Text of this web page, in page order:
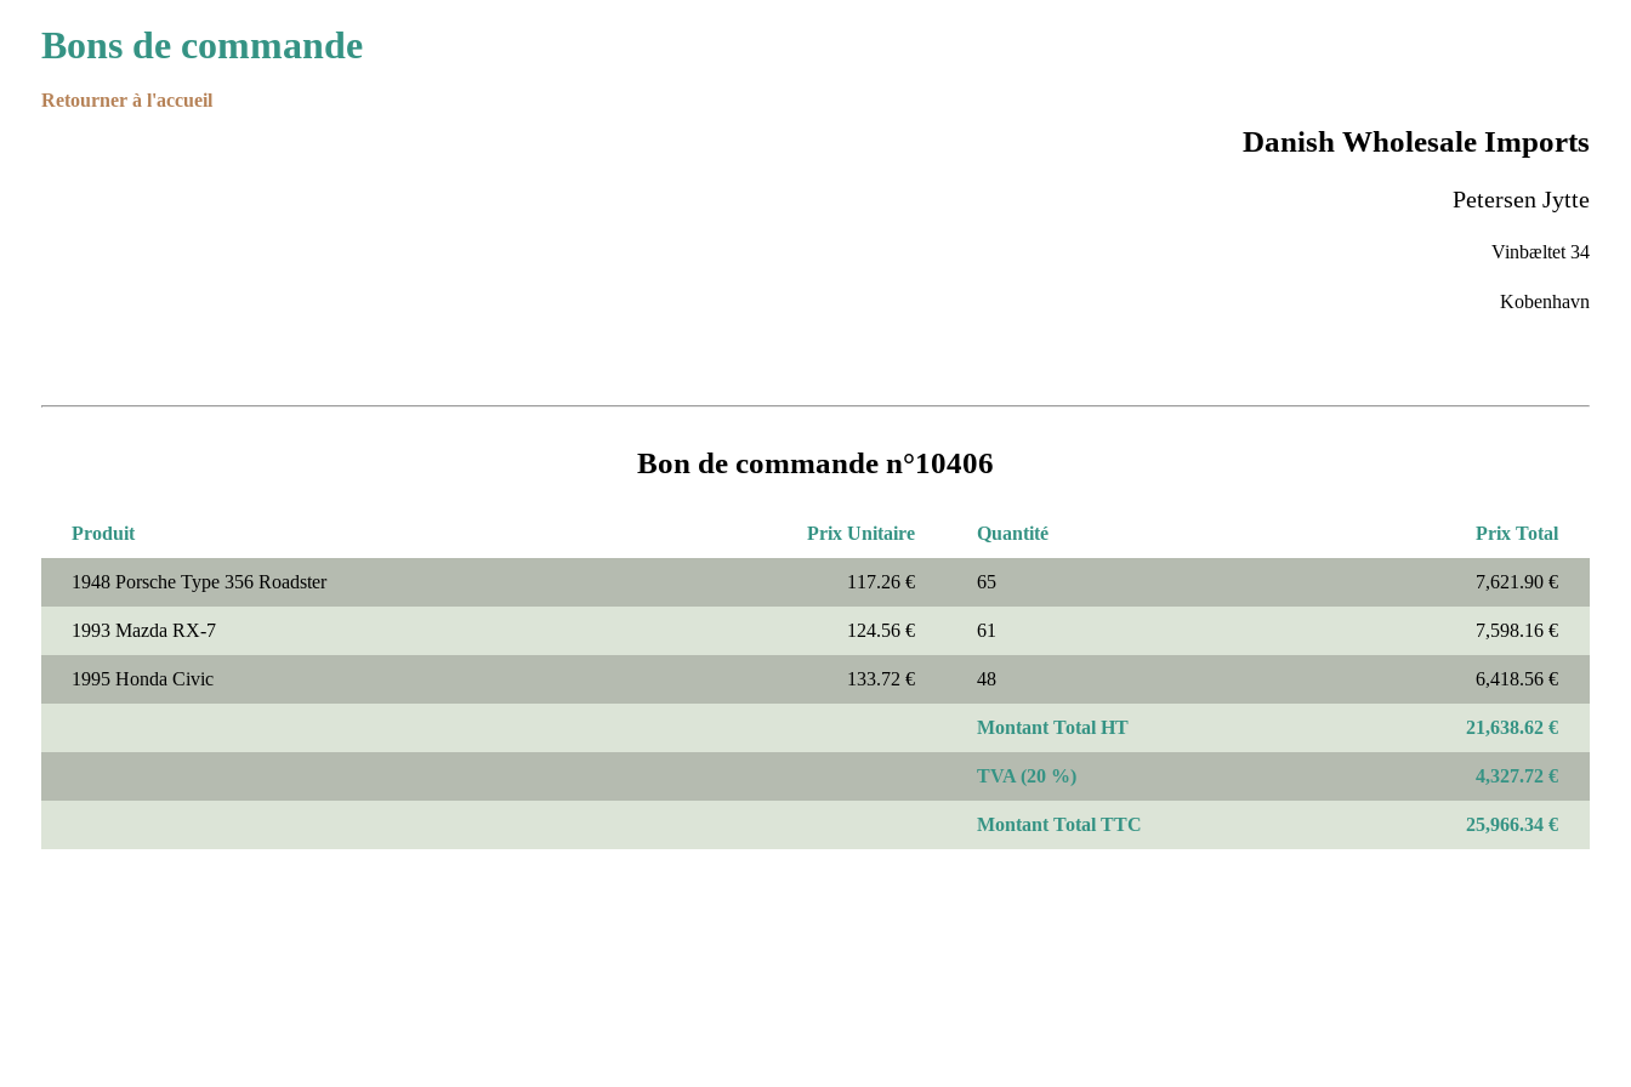
Bons de commande
Retourner à l'accueil
Danish Wholesale Imports
Petersen Jytte
Vinbæltet 34
Kobenhavn
Bon de commande n°10406
Produit Prix Unitaire Quantité Prix Total
1948 Porsche Type 356 Roadster 117.26 € 65 7,621.90 €
1993 Mazda RX-7 124.56 € 61 7,598.16 €
1995 Honda Civic 133.72 € 48 6,418.56 €
Montant Total HT 21,638.62 €
TVA (20 %) 4,327.72 €
Montant Total TTC 25,966.34 €